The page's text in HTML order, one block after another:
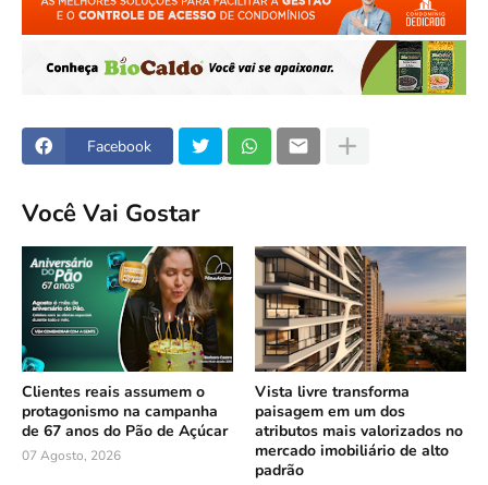
Facebook
Você Vai Gostar
Clientes reais assumem o
protagonismo na campanha
de 67 anos do Pão de Açúcar
07 Agosto, 2026
Vista livre transforma
paisagem em um dos
atributos mais valorizados no
mercado imobiliário de alto
padrão